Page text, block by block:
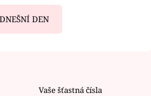
DEN
Vaše šťastná čísla